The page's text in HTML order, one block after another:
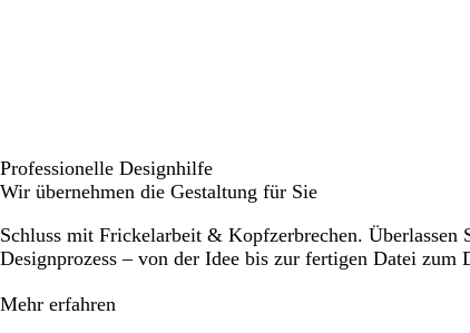
Professionelle Designhilfe
Wir übernehmen die Gestaltung für Sie
Schluss mit Frickelarbeit & Kopfzerbrechen. Überlassen
Designprozess – von der Idee bis zur fertigen Datei
Mehr erfahren